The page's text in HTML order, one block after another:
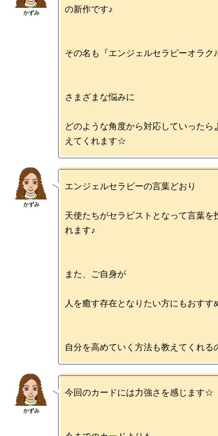
の新作です♪
その名も『エンジェルセラピーオラク
さまざまな悩みに
どのような角度から対応していったら
エンジェルセラピーの言葉どおり
天使たちがセラピストとなって言葉を
れます♪
また、ご自身が
人を癒す存在となりたい方にもおす
今回のカードには力強さを感じます☆